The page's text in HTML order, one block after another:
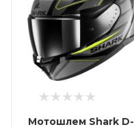
Мотошлем Shark D-